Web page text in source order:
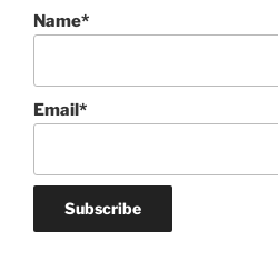
Name*
Email*